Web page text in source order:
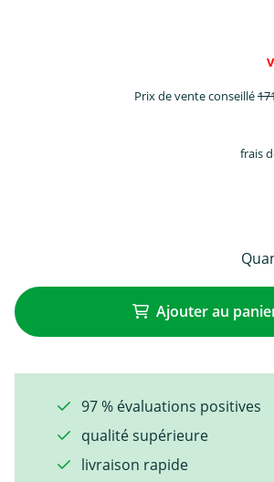
Prix de vente conseillé
frais
Ajouter au
97 % évaluations positives
qualité supérieure
livraison rapide